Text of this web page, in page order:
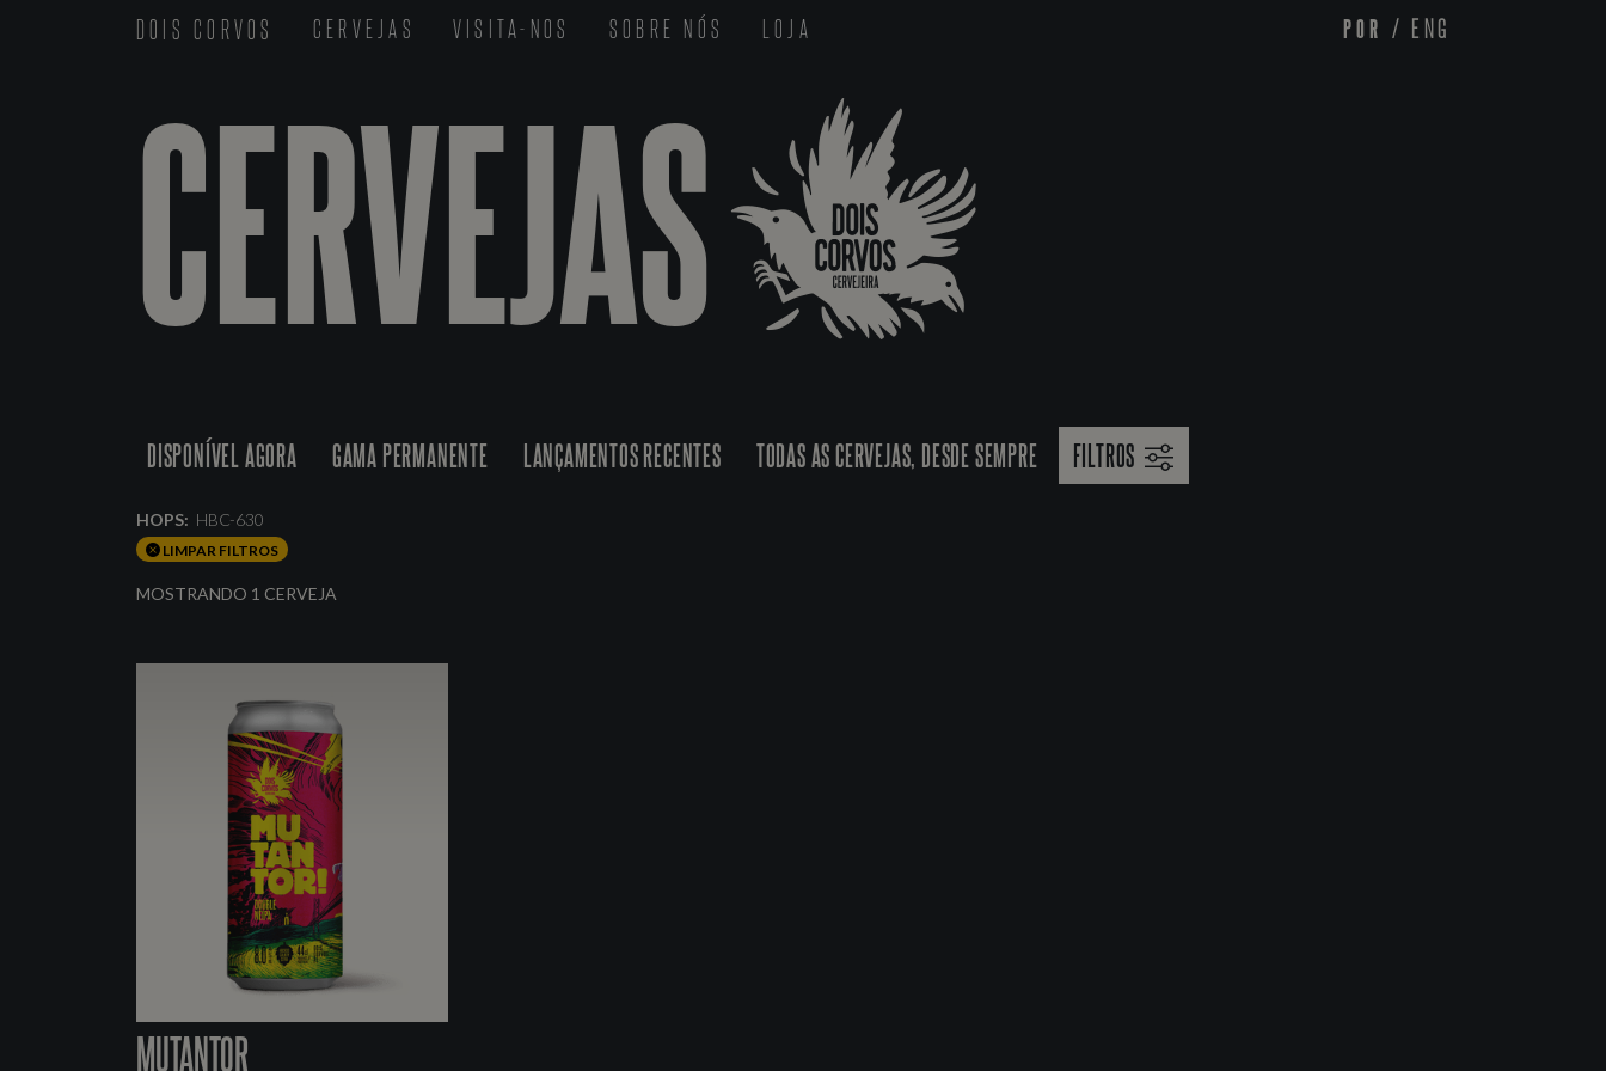
DOIS CORVOS CERVEJAS VISITA-NOS SOBRE NÓS LOJA POR / ENG
CERVEJAS
DISPONÍVEL AGORA GAMA PERMANENTE LANÇAMENTOS RECENTES TODAS AS CERVEJAS, DESDE SEMPRE FILTROS
HOPS: HBC-630
LIMPAR FILTROS
MOSTRANDO 1 CERVEJA
MUTANTOR